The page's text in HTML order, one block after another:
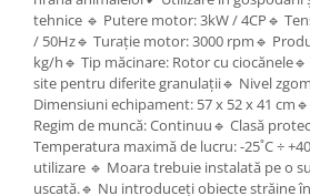
Zdrobitoare manuale
Masini de cusut si accesorii
Articole antidaunatori gradina
Sere si solarii
Suflante si aspiratoare exterior
Unelte altoit
tehnice 🔹 Putere motor: 3kW / 4CP🔹
/ 50Hz🔹 Turație motor: 3000 rpm🔹
kg/h🔹 Tip măcinare: Rotor cu
site pentru diferite granulații🔹 Nivel
Dimensiuni echipament: 57 x 52 x 41
Regim de muncă: Continuu🔹 Clasă
Temperatura maximă de lucru: -25˚C ÷
utilizare 🔹 Moara trebuie instalată pe o
uscată.🔹 Nu introduceți obiecte străine